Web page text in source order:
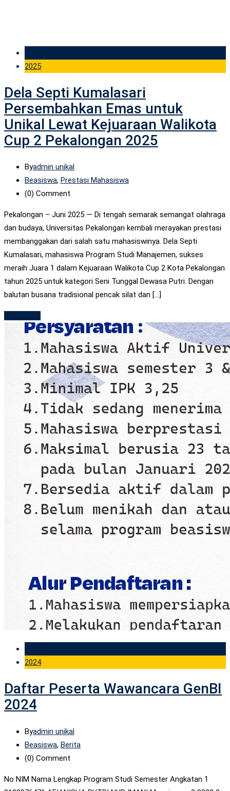
2025
Dela Septi Kumalasari
Persembahkan Emas untuk
Unikal Lewat Kejuaraan Walikota
Cup 2 Pekalongan 2025
Byadmin unikal
Beasiswa, Prestasi Mahasiswa
(0) Comment
Pekalongan – Juni 2025 — Di tengah semarak semangat olahraga
dan budaya, Universitas Pekalongan kembali merayakan prestasi
membanggakan dari salah satu mahasiswinya. Dela Septi
Kumalasari, mahasiswa Program Studi Manajemen, sukses
meraih Juara 1 dalam Kejuaraan Walikota Cup 2 Kota Pekalongan
tahun 2025 untuk kategori Seni Tunggal Dewasa Putri. Dengan
balutan busana tradisional pencak silat dan […]
2024
Daftar Peserta Wawancara GenBI
2024
Byadmin unikal
Beasiswa, Berita
(0) Comment
No NIM Nama Lengkap Program Studi Semester Angkatan 1